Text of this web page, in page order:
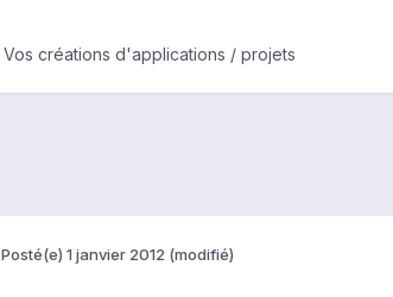
Vos créations d'applications / projets
Posté(e) 1 janvier 2012 (modifié)